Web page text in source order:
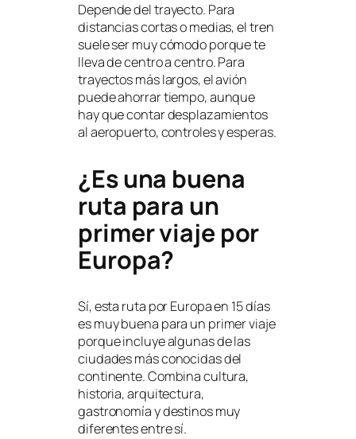
Depende del trayecto. Para
distancias cortas o medias, el tren
suele ser muy cómodo porque te
lleva de centro a centro. Para
trayectos más largos, el avión
puede ahorrar tiempo, aunque
hay que contar desplazamientos
al aeropuerto, controles y esperas.
¿Es una buena
ruta para un
primer viaje por
Europa?
Sí, esta ruta por Europa en 15 días
es muy buena para un primer viaje
porque incluye algunas de las
ciudades más conocidas del
continente. Combina cultura,
historia, arquitectura,
gastronomía y destinos muy
diferentes entre sí.